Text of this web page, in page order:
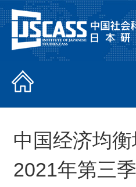
中国经济均
2021年第三